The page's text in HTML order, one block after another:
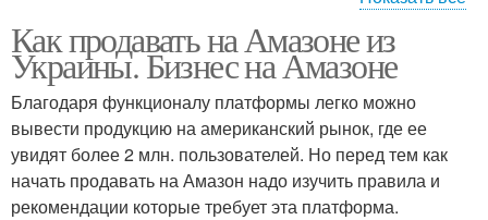
Выход на амазон Мифы об амазон
Практики про амазон Торговли на амазон
Как продавать на Амазоне из
Украины. Бизнес на Амазоне
Благодаря функционалу платформы легко можно
вывести продукцию на американский рынок, где ее
увидят более 2 млн. пользователей. Но перед тем как
начать продавать на Амазон надо изучить правила и
рекомендации которые требует эта платформа.